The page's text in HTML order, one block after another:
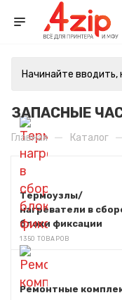
ЗАПАСНЫЕ
Главная — Каталог
Термоузлы/
нагреватели в
блоки фиксации
1350 ТОВАРОВ
Ремонтные